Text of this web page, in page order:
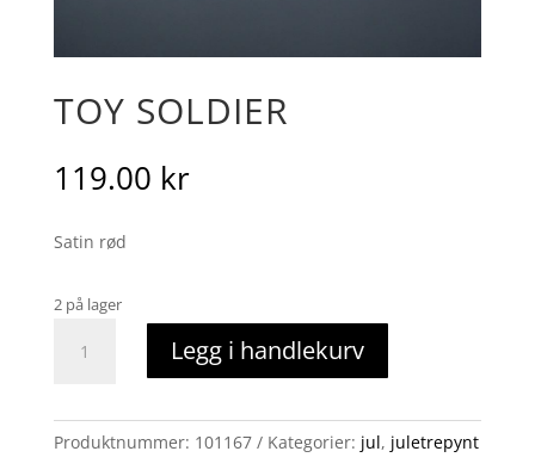
TOY SOLDIER
119.00 kr
Satin rød
2 på lager
soldier
Legg i handlekurv
Produktnummer: 101167 Kategorier: jul, juletrepynt